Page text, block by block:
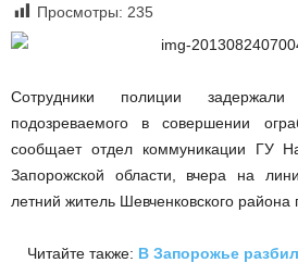
Просмотры: 235
Сотрудники полиции
подозреваемого в совершении
сообщает отдел коммуникации ГУ
Запорожской области, вчера на
летний житель Шевченковского района
Читайте также: В Запорожье